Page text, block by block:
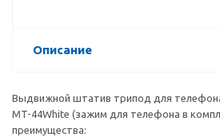
Описание
Выдвижной штатив трипод для
MT-44White (зажим для телефона в
преимущества: